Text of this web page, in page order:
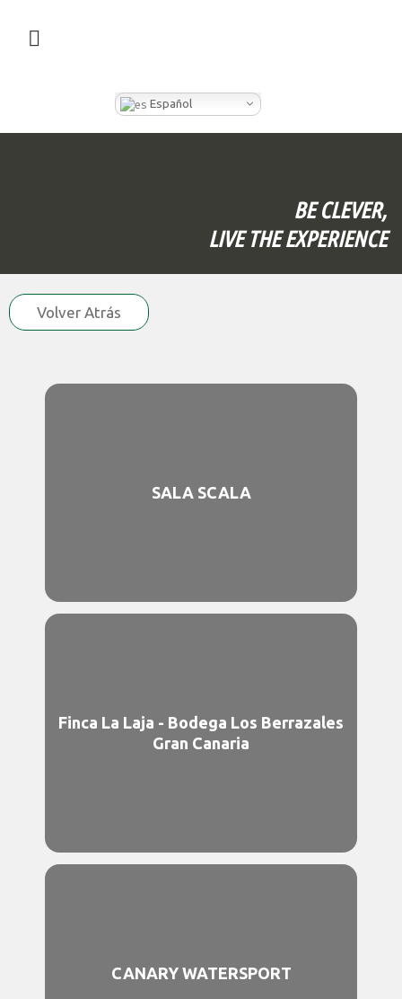
Español
BE CLEVER,
LIVE THE EXPERIENCE
Volver Atrás
SALA SCALA
Finca La Laja - Bodega Los Berrazales
Gran Canaria
CANARY WATERSPORT